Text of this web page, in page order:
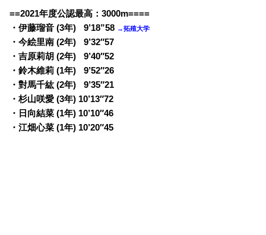
==2021年度公認最高：3000m====
・伊藤瑠音 (3年)
09’18”58 →拓殖大学
・今絵里南 (2年) 09’32″57
・吉原莉胡 (2年)
09’40″52
・鈴木維莉 (1年)
09’52″26
・對馬千紘 (2年)
09’35″21
・杉山咲愛 (3年) 10’13″72
・日向結菜 (1年) 10’10″46
・江畑心菜 (1年) 10’20″45